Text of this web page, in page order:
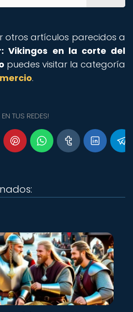
otros artículos parecidos a
Vikingos en la corte del
puedes visitar la categoría
.
TUS REDES!